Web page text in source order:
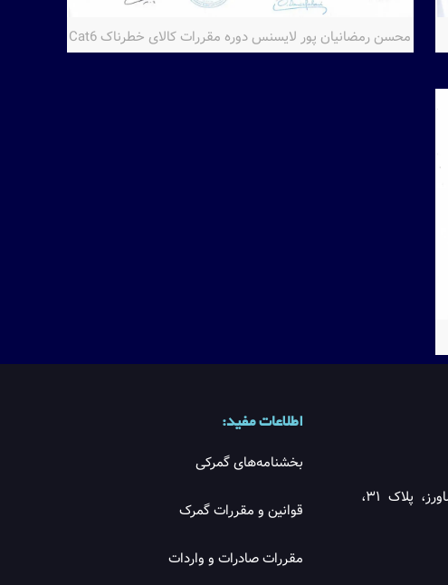
محسن رمضانیان پور لایسنس دوره مقررات کالای خطرناک Cat6
آدرس: تهران، بلوار کشاورز، پلاک ۳۱،
اطلاعات مفید:
بخشنامه‌های گمرکی
قوانین و مقررات گمرک
مقررات صادرات و واردات